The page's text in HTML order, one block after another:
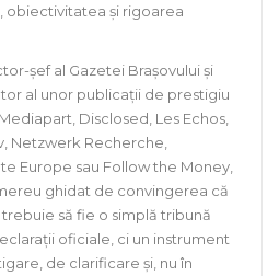
obiectivitatea și rigoarea
șef al Gazetei Brașovului și
al unor publicații de prestigiu
Disclosed, Les Echos,
Netzwerk Recherche,
Europe sau Follow the Money,
ghidat de convingerea că
trebuie să fie o simplă tribună
oficiale, ci un instrument
de clarificare și, nu în